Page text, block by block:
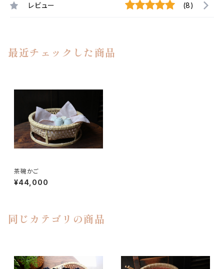
レビュー (8)
最近チェックした商品
茶碗かご
¥44,000
同じカテゴリの商品